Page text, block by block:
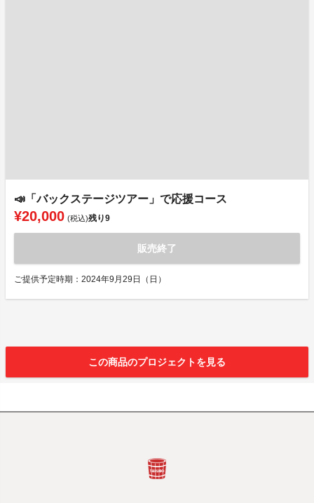
📣「バックステージツアー」で応援コース
¥20,000 (税込)残り9
販売終了
ご提供予定時期：2024年9月29日（日）
この商品のプロジェクトを見る